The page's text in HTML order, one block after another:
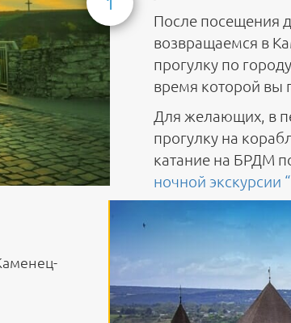
После посещения
возвращаемся в
прогулку по
время которой вы
Для желающих, в
прогулку на
катание на БРДМ
ночной экскурсии